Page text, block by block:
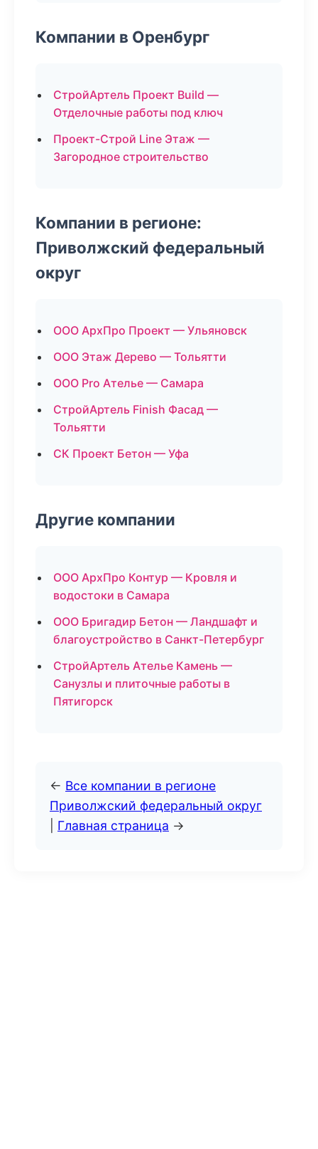
Компании в Оренбург
СтройАртель Проект Build —
Отделочные работы под ключ
Проект-Строй Line Этаж —
Загородное строительство
Компании в регионе:
Приволжский федеральный
округ
ООО АрхПро Проект — Ульяновск
ООО Этаж Дерево — Тольятти
ООО Pro Ателье — Самара
СтройАртель Finish Фасад —
Тольятти
СК Проект Бетон — Уфа
Другие компании
ООО АрхПро Контур — Кровля и
водостоки в Самара
ООО Бригадир Бетон — Ландшафт и
благоустройство в Санкт-Петербург
СтройАртель Ателье Камень —
Санузлы и плиточные работы в
Пятигорск
← Все компании в регионе
Приволжский федеральный округ
Главная страница →